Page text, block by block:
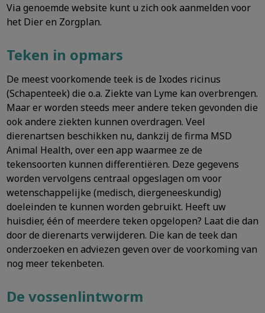
Via genoemde website kunt u zich ook aanmelden voor
het Dier en Zorgplan.
Teken in opmars
De meest voorkomende teek is de Ixodes ricinus
(Schapenteek) die o.a. Ziekte van Lyme kan overbrengen.
Maar er worden steeds meer andere teken gevonden die
ook andere ziekten kunnen overdragen. Veel
dierenartsen beschikken nu, dankzij de firma MSD
Animal Health, over een app waarmee ze de
tekensoorten kunnen differentiëren. Deze gegevens
worden vervolgens centraal opgeslagen om voor
wetenschappelijke (medisch, diergeneeskundig)
doeleinden te kunnen worden gebruikt. Heeft uw
huisdier, één of meerdere teken opgelopen? Laat die dan
door de dierenarts verwijderen. Die kan de teek dan
onderzoeken en adviezen geven over de voorkoming van
nog meer tekenbeten.
De vossenlintworm